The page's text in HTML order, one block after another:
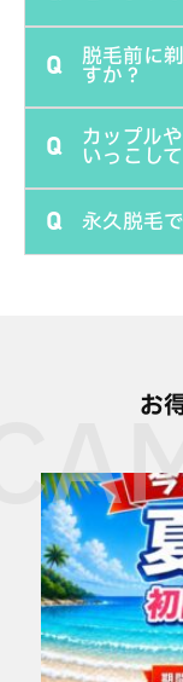
分で脱毛されて
来の脱毛エス
しまうことも
にあります。
り、あまり負担
回の施術をオ
せっかくの効果
まりオススメ
部位による違
が実感できて
で満足いただけ
することが多
力がアップし
があります）
セルフ脱毛で
かけ服でご来店
ルが付いたま
ので、汚れて
Q 脱毛前に
すか？
毛が伸びたま
くなってしまい
出てしまうこ
にも事前に処理
Q カップル
いっこし
可能です。む
Q 永久脱毛
すが、医療脱
再生率が基準値
とになっていま
があります。詳
明させていただ
お